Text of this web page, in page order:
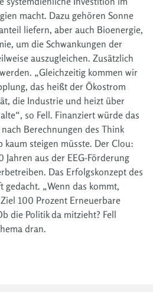
macht. Dazu gehören Sonne
liefern, aber auch Bioenergie,
um die Schwankungen der
auszugleichen. Zusätzlich
„Gleichzeitig kommen wir
das heißt der Ökostrom
die Industrie und heizt über
so Fell. Finanziert würde das
Berechnungen des Think
kaum steigen müsste. Der Clou:
aus der EEG-Förderung
Das Erfolgskonzept des
„Wenn das kommt,
100 Prozent Erneuerbare
die Politik da mitzieht? Fell
dran.